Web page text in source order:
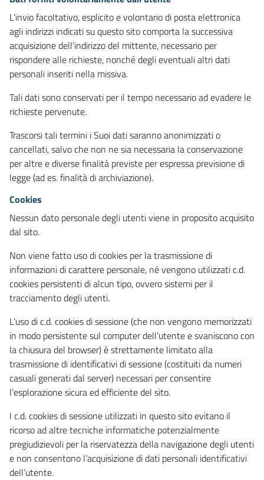
L’invio facoltativo, esplicito e volontario di posta elettronica
agli indirizzi indicati su questo sito comporta la successiva
acquisizione dell’indirizzo del mittente, necessario per
rispondere alle richieste, nonché degli eventuali altri dati
personali inseriti nella missiva.
Tali dati sono conservati per il tempo necessario ad evadere le
richieste pervenute.
Trascorsi tali termini i Suoi dati saranno anonimizzati o
cancellati, salvo che non ne sia necessaria la conservazione
per altre e diverse finalità previste per espressa previsione di
legge (ad es. finalità di archiviazione).
Cookies
Nessun dato personale degli utenti viene in proposito acquisito
dal sito.
Non viene fatto uso di cookies per la trasmissione di
informazioni di carattere personale, né vengono utilizzati c.d.
cookies persistenti di alcun tipo, ovvero sistemi per il
tracciamento degli utenti.
L’uso di c.d. cookies di sessione (che non vengono memorizzati
in modo persistente sul computer dell’utente e svaniscono con
la chiusura del browser) è strettamente limitato alla
trasmissione di identificativi di sessione (costituiti da numeri
casuali generati dal server) necessari per consentire
l’esplorazione sicura ed efficiente del sito.
I c.d. cookies di sessione utilizzati in questo sito evitano il
ricorso ad altre tecniche informatiche potenzialmente
pregiudizievoli per la riservatezza della navigazione degli utenti
e non consentono l’acquisizione di dati personali identificativi
dell’utente.